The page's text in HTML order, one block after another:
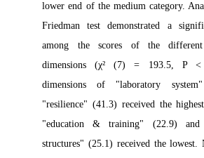
lower end of the medium category.
Friedman test demonstrated a
among the scores of the different
dimensions (χ² (7) = 193.5, P
dimensions of "laboratory
"resilience" (41.3) received the
"education & training" (22.9) and
structures" (25.1) received the